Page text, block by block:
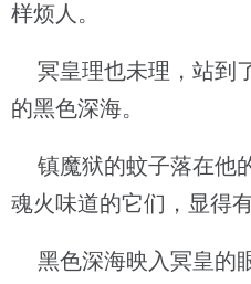
样烦人。
冥皇理也未理，站到
的黑色深海。
镇魔狱的蚊子落在他
魂火味道的它们，显得
黑色深海映入冥皇的